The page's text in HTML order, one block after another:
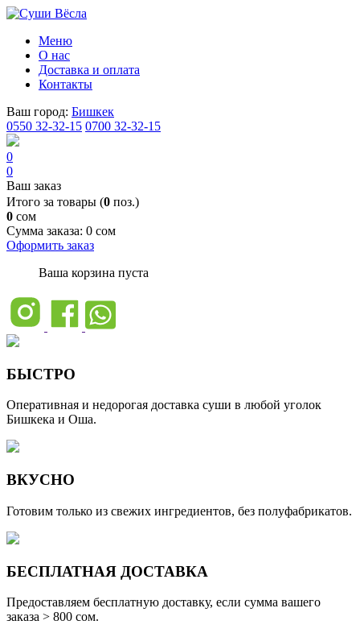
Меню
О нас
Доставка и оплата
Контакты
Ваш город: Бишкек
0550 32-32-15 0700 32-32-15
0
0
Ваш заказ
Итого за товары (0 поз.)
0 сом
Сумма заказа: 0 сом
Оформить заказ
Ваша корзина пуста
БЫСТРО
Оперативная и недорогая доставка суши в любой уголок
Бишкека и Оша.
ВКУСНО
Готовим только из свежих ингредиентов, без полуфабрикатов.
БЕСПЛАТНАЯ ДОСТАВКА
Предоставляем бесплатную доставку, если сумма вашего
заказа > 800 cом.